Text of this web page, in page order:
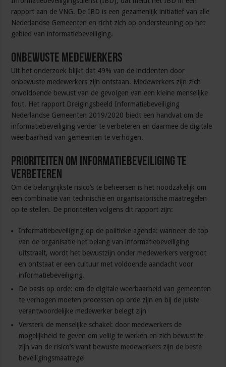
rapport aan de VNG. De IBD is een gezamenlijk initiatief van alle
Nederlandse Gemeenten en richt zich op ondersteuning op het
gebied van informatiebeveiliging.
Onbewuste medewerkers
Uit het onderzoek blijkt dat 49% van de incidenten door
onbewuste medewerkers zijn ontstaan. Medewerkers zijn zich
onvoldoende bewust van de gevolgen van een kleine menselijke
fout. Het rapport Dreigingsbeeld Informatiebeveiliging
Nederlandse Gemeenten 2019/2020 biedt een handvat om de
informatiebeveiliging verder te verbeteren en daarmee de digitale
weerbaarheid van gemeenten te verhogen.
Prioriteiten om informatiebeveiliging te
verbeteren
Om de belangrijkste risico’s te beheersen is het noodzakelijk om
een combinatie van technische en organisatorische maatregelen
op te stellen. De prioriteiten volgens dit rapport zijn:
Informatiebeveiliging op de politieke agenda: wanneer de top
van de organisatie het belang van informatiebeveiliging
uitstraalt, wordt het bewustzijn onder medewerkers vergroot
en ontstaat er een cultuur met voldoende aandacht voor
informatiebeveiliging.
De basis op orde: om de digitale weerbaarheid van gemeenten
te verhogen moeten processen op orde zijn en bij de juiste
verantwoordelijke medewerker belegt zijn
Versterk de menselijke schakel: door medewerkers de
mogelijkheid te geven om veilig te werken en zich bewust te
zijn van de risico’s want bewuste medewerkers zijn de beste
beveiligingsmaatregel